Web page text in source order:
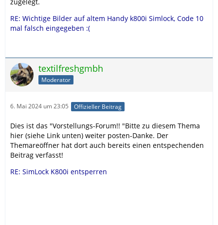
RE: Wichtige Bilder auf altem Handy k800i Simlock, Code 10
mal falsch eingegeben :(
textilfreshgmbh
Moderator
6. Mai 2024 um 23:05 Offizieller Beitrag
Dies ist das "Vorstellungs-Forum!! "Bitte zu diesem Thema
hier (siehe Link unten) weiter posten-Danke. Der
Themareöffner hat dort auch bereits einen entspechenden
Beitrag verfasst!
RE: SimLock K800i entsperren